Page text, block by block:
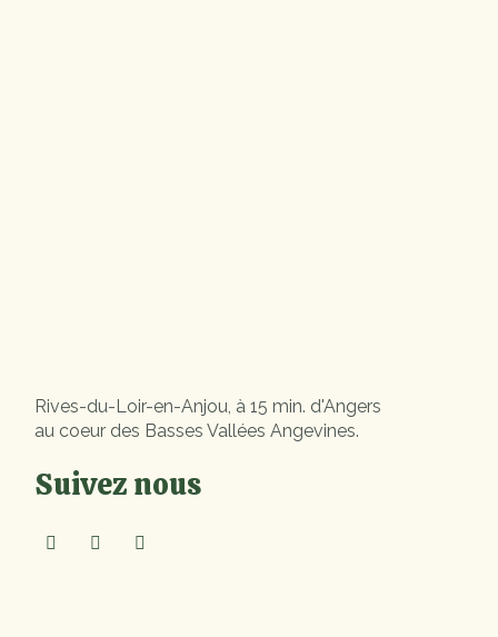
Rives-du-Loir-en-Anjou, à 15 min. d'Angers
au coeur des Basses Vallées Angevines.
Suivez nous